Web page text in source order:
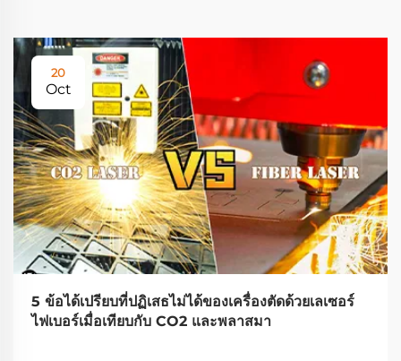
20
Oct
5 ข้อได้เปรียบที่ปฏิเสธไม่ได้ของเครื่องตัดด้วยเลเซอร์
ไฟเบอร์เมื่อเทียบกับ CO2 และพลาสมา